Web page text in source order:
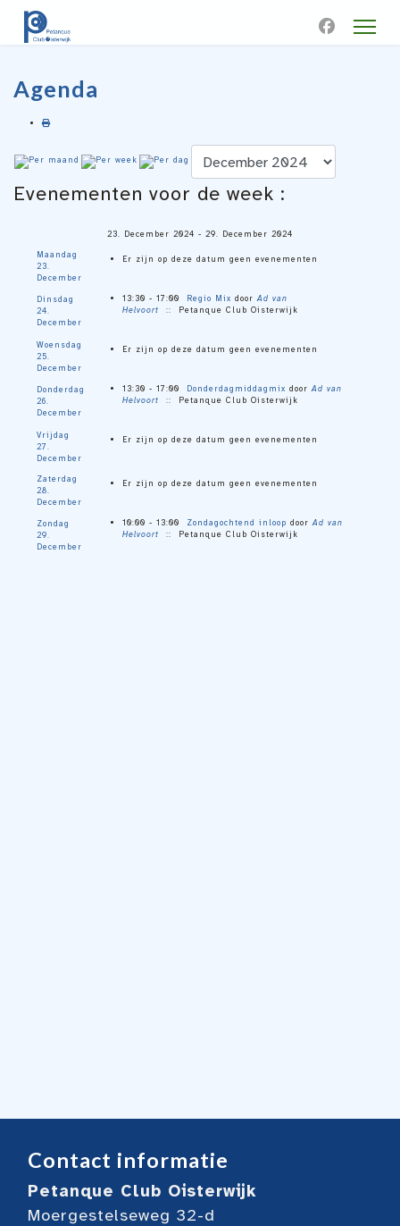
Agenda
Evenementen voor de week :
23. December 2024 - 29. December 2024
Maandag
23.
December
Er zijn op deze datum geen evenementen
Dinsdag
24.
December
13:30 - 17:00 Regio Mix door Ad van
Helvoort :: Petanque Club Oisterwijk
Woensdag
25.
December
Er zijn op deze datum geen evenementen
Donderdag
26.
December
13:30 - 17:00 Donderdagmiddagmix door Ad van
Helvoort :: Petanque Club Oisterwijk
Vrijdag
27.
December
Er zijn op deze datum geen evenementen
Zaterdag
28.
December
Er zijn op deze datum geen evenementen
Zondag
29.
December
10:00 - 13:00 Zondagochtend inloop door Ad van
Helvoort :: Petanque Club Oisterwijk
Contact informatie
Petanque Club Oisterwijk
Moergestelseweg 32-d